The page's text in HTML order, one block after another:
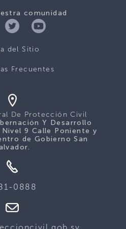
comunidad
del Sitio
Frecuentes
De Protección Civil
Y Desarrollo
9 Calle Poniente y
de Gobierno San
0888